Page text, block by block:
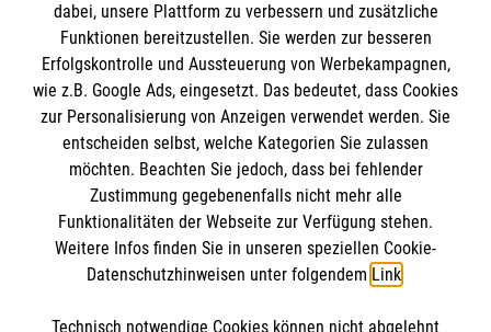
BIC: GENODED 1PA7
Newsletter abonnieren
dabei, unsere Plattform zu verbessern und zusätzliche
Funktionen bereitzustellen. Sie werden zur besseren
Erfolgskontrolle und Aussteuerung von Werbekampagnen,
wie z.B. Google Ads, eingesetzt. Das bedeutet, dass Cookies
zur Personalisierung von Anzeigen verwendet werden. Sie
entscheiden selbst, welche Kategorien Sie zulassen
möchten. Beachten Sie jedoch, dass bei fehlender
Zustimmung gegebenenfalls nicht mehr alle
Funktionalitäten der Webseite zur Verfügung stehen.
Weitere Infos finden Sie in unseren speziellen Cookie-
Datenschutzhinweisen unter folgendem Link.
Technisch notwendige Cookies können nicht abgelehnt